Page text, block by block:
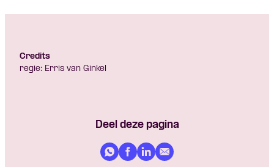
Credits
regie: Erris van Ginkel
Deel deze pagina